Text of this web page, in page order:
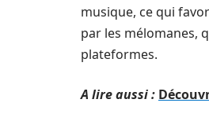
musique, ce qui
par les mélomanes,
plateformes.
A lire aussi :